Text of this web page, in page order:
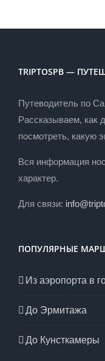
TRIPTOSPB —
Путеводитель по
Рассказываем, как
посмотреть, какую
Вся информация
характер.
Для связи:
ПОПУЛЯРНЫЕ
Из аэропорта в
До Эрмитажа
До Кунсткамеры